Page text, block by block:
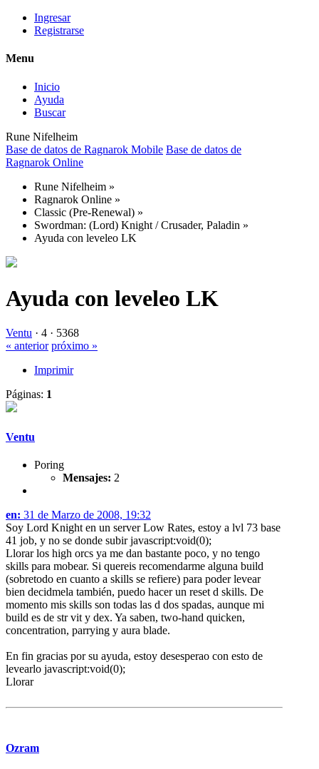
Ingresar
Registrarse
Menu
Inicio
Ayuda
Buscar
Rune Nifelheim
Base de datos de Ragnarok Mobile Base de datos de
Ragnarok Online
Rune Nifelheim »
Ragnarok Online »
Classic (Pre-Renewal) »
Swordman: (Lord) Knight / Crusader, Paladin »
Ayuda con leveleo LK
Ayuda con leveleo LK
Ventu · 4 · 5368
« anterior próximo »
Imprimir
Páginas: 1
Ventu
Poring
Mensajes: 2
en: 31 de Marzo de 2008, 19:32
Soy Lord Knight en un server Low Rates, estoy a lvl 73 base
41 job, y no se donde subir javascript:void(0);
Llorar los high orcs ya me dan bastante poco, y no tengo
skills para mobear. Si quereis recomendarme alguna build
(sobretodo en cuanto a skills se refiere) para poder levear
bien decidmela también, puedo hacer un reset d skills. De
momento mis skills son todas las d dos spadas, aunque mi
build es de str vit y dex. Ya saben, two-hand quicken,
concentration, parrying y aura blade.
En fin gracias por su ayuda, estoy desesperao con esto de
levearlo javascript:void(0);
Llorar
Ozram